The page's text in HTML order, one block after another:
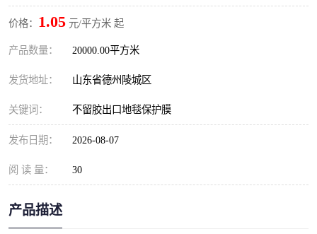
价格： 1.05 元/平方米 起
产品数量： 20000.00平方米
发货地址： 山东省德州陵城区
关键词： 不留胶出口地毯保护膜
发布日期： 2026-08-07
阅 读 量： 30
产品描述